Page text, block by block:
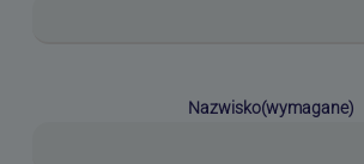
Nazwisko(wymagane)